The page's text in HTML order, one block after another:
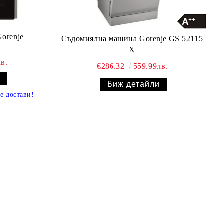
достави !
Съдомиялна машина Gorenje GS 52115
X
€286.32
559.99лв.
Виж детайли